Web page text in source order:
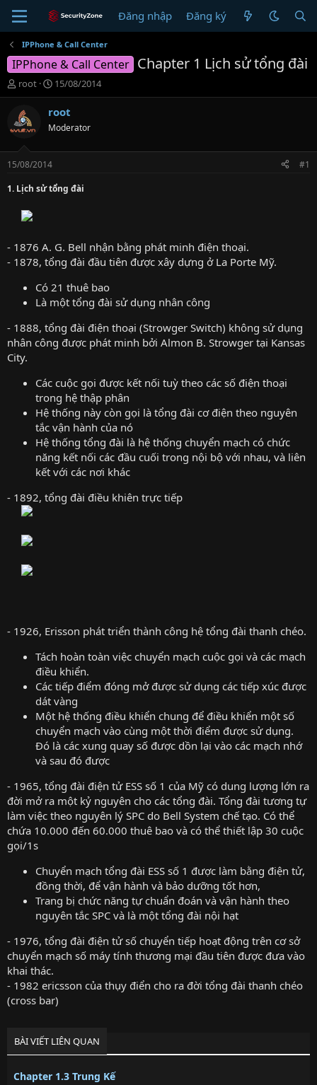
Đăng nhập Đăng ký
IPPhone & Call Center
IPPhone & Call Center Chapter 1 Lịch sử tổng đài
T
h
e
a
d
s
t
a
e
root
N
g
à
g
15/08/2014
root
Moderator
15/08/2014
#1
1. Lịch sử tổng đài
- 1876 A. G. Bell nhận bằng phát minh điện thoại.
- 1878, tổng đài đầu tiên được xây dựng ở La Porte Mỹ.
Có 21 thuê bao
Là một tổng đài sử dụng nhân công
- 1888, tổng đài điện thoại (Strowger Switch) không sử dụng
nhân công được phát minh bởi Almon B. Strowger tại Kansas
City.
Các cuộc gọi được kết nối tuỳ theo các số điện thoại
trong hệ thập phân
Hệ thống này còn gọi là tổng đài cơ điện theo nguyên
tắc vận hành của nó
Hệ thống tổng đài là hệ thống chuyển mạch có chức
năng kết nối các đầu cuối trong nội bộ với nhau, và liên
kết với các nơi khác
- 1892, tổng đài điều khiên trực tiếp
- 1926, Erisson phát triển thành công hệ tổng đài thanh chéo.
Tách hoàn toàn việc chuyển mạch cuộc gọi và các mạch
điều khiển.
Các tiếp điểm đóng mở được sử dụng các tiếp xúc được
dát vàng
Một hệ thống điều khiển chung để điều khiển một số
chuyển mạch vào cùng một thời điểm được sử dụng.
Đó là các xung quay số được dồn lại vào các mạch nhớ
và sau đó được
- 1965, tổng đài điện tử ESS số 1 của Mỹ có dung lượng lớn ra
đời mở ra một kỷ nguyên cho các tổng đài. Tổng đài tương tự
làm việc theo nguyên lý SPC do Bell System chế tạo. Có thể
chứa 10.000 đến 60.000 thuê bao và có thể thiết lập 30 cuộc
gọi/1s
Chuyển mạch tổng đài ESS số 1 được làm bằng điện tử,
đồng thời, để vận hành và bảo dưỡng tốt hơn,
Trang bị chức năng tự chuẩn đoán và vận hành theo
nguyên tắc SPC và là một tổng đài nội hạt
- 1976, tổng đài điện tử số chuyển tiếp hoạt động trên cơ sở
chuyển mạch số máy tính thương mại đầu tiên được đưa vào
khai thác.
- 1982 ericsson của thụy điển cho ra đời tổng đài thanh chéo
(cross bar)
BÀI VIẾT LIÊN QUAN
Chapter 1.3 Trung Kế